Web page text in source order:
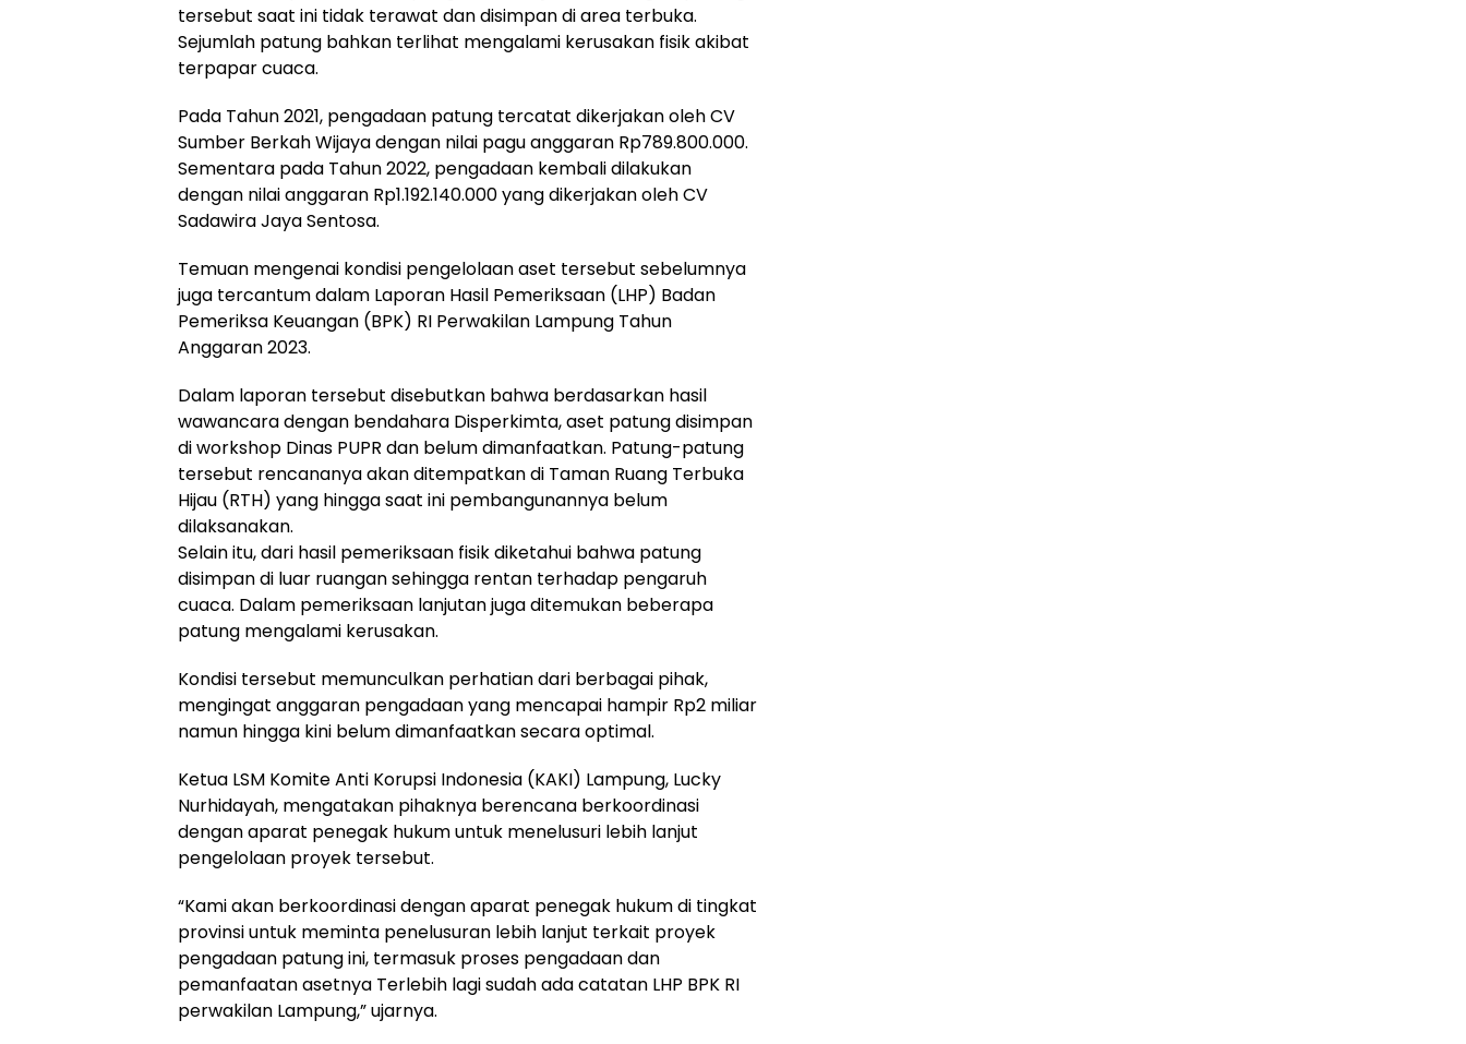
tersebut saat ini tidak terawat dan disimpan di area terbuka.
Sejumlah patung bahkan terlihat mengalami kerusakan fisik akibat
terpapar cuaca.
Pada Tahun 2021, pengadaan patung tercatat dikerjakan oleh CV
Sumber Berkah Wijaya dengan nilai pagu anggaran Rp789.800.000.
Sementara pada Tahun 2022, pengadaan kembali dilakukan
dengan nilai anggaran Rp1.192.140.000 yang dikerjakan oleh CV
Sadawira Jaya Sentosa.
Temuan mengenai kondisi pengelolaan aset tersebut sebelumnya
juga tercantum dalam Laporan Hasil Pemeriksaan (LHP) Badan
Pemeriksa Keuangan (BPK) RI Perwakilan Lampung Tahun
Anggaran 2023.
Dalam laporan tersebut disebutkan bahwa berdasarkan hasil
wawancara dengan bendahara Disperkimta, aset patung disimpan
di workshop Dinas PUPR dan belum dimanfaatkan. Patung-patung
tersebut rencananya akan ditempatkan di Taman Ruang Terbuka
Hijau (RTH) yang hingga saat ini pembangunannya belum
dilaksanakan.
Selain itu, dari hasil pemeriksaan fisik diketahui bahwa patung
disimpan di luar ruangan sehingga rentan terhadap pengaruh
cuaca. Dalam pemeriksaan lanjutan juga ditemukan beberapa
patung mengalami kerusakan.
Kondisi tersebut memunculkan perhatian dari berbagai pihak,
mengingat anggaran pengadaan yang mencapai hampir Rp2 miliar
namun hingga kini belum dimanfaatkan secara optimal.
Ketua LSM Komite Anti Korupsi Indonesia (KAKI) Lampung, Lucky
Nurhidayah, mengatakan pihaknya berencana berkoordinasi
dengan aparat penegak hukum untuk menelusuri lebih lanjut
pengelolaan proyek tersebut.
“Kami akan berkoordinasi dengan aparat penegak hukum di tingkat
provinsi untuk meminta penelusuran lebih lanjut terkait proyek
pengadaan patung ini, termasuk proses pengadaan dan
pemanfaatan asetnya Terlebih lagi sudah ada catatan LHP BPK RI
perwakilan Lampung,” ujarnya.